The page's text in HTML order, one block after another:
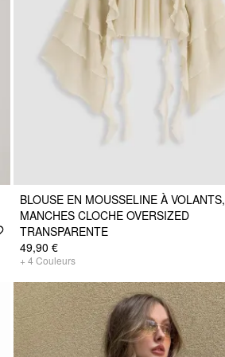
BLOUSE EN MOUSSELINE À VOLANTS,
MANCHES CLOCHE OVERSIZED
TRANSPARENTE
49,90 €
+ 4 Couleurs